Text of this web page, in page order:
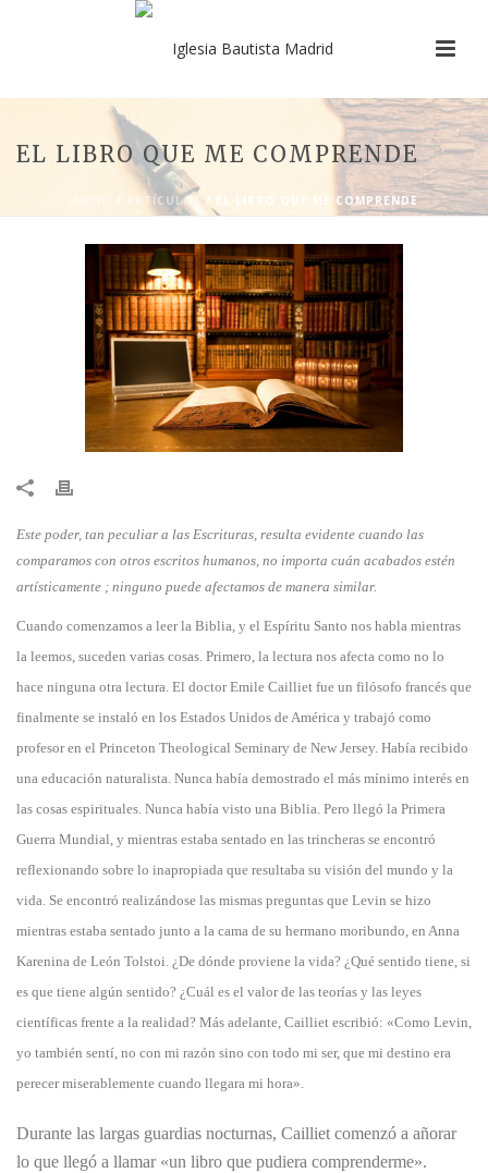
EL LIBRO QUE ME COMPRENDE
/ ARTÍCULOS / EL LIBRO QUE ME COMPRENDE
​Este poder, tan peculiar a las Escrituras, resulta evidente cuando las
comparamos con otros escritos humanos, no importa cuán acabados estén
artísticamente ; ninguno puede afectamos de manera similar.
​Cuando comenzamos a leer la Biblia, y el Espíritu Santo nos habla mientras
la leemos, suceden varias cosas. Primero, la lectura nos afecta como no lo
hace ninguna otra lectura. El doctor Emile Cailliet fue un filósofo francés que
finalmente se instaló en los Estados Unidos de América y trabajó como
profesor en el Princeton Theological Seminary de New Jersey. Había recibido
una educación naturalista. Nunca había demostrado el más mínimo interés en
las cosas espirituales. Nunca había visto una Biblia. Pero llegó la Primera
Guerra Mundial, y mientras estaba sentado en las trincheras se encontró
reflexionando sobre lo inapropiada que resultaba su visión del mundo y la
vida. Se encontró realizándose las mismas preguntas que Levin se hizo
mientras estaba sentado junto a la cama de su hermano moribundo, en Anna
Karenina de León Tolstoi. ¿De dónde proviene la vida? ¿Qué sentido tiene, si
es que tiene algún sentido? ¿Cuál es el valor de las teorías y las leyes
científicas frente a la realidad? Más adelante, Cailliet escribió: «Como Levin,
yo también sentí, no con mi razón sino con todo mi ser, que mi destino era
perecer miserablemente cuando llegara mi hora».
Durante las largas guardias nocturnas, Cailliet comenzó a añorar
lo que llegó a llamar «un libro que pudiera comprenderme».